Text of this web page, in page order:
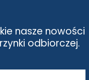
nasze nowości
odbiorczej.